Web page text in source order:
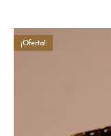
was:
¡Oferta!